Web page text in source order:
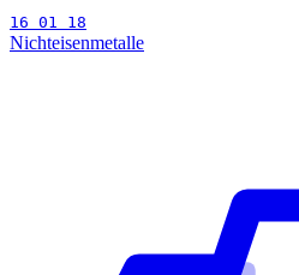
16 01 18
Nichteisenmetalle